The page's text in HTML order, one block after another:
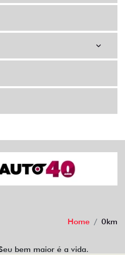
Home 0km
bem maior é a vida.